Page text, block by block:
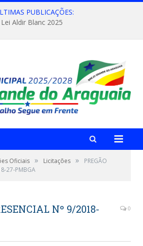
PUBLICAÇÕES:
Lei Aldir Blanc 2025
Oficiais » Licitações »
PREGÃO
27-PMBGA
Nº 9/2018-
0